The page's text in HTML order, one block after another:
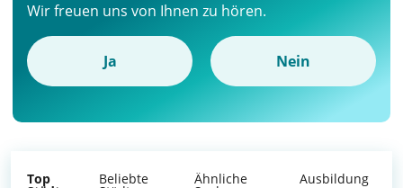
Wir freuen uns von Ihnen zu hören.
Ja Nein
Top Beliebte Ähnliche Ausbildung